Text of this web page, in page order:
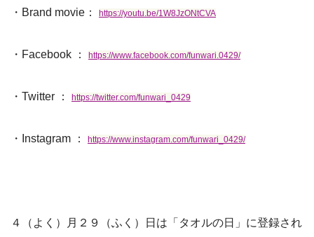
・Brand movie： https://youtu.be/1W8JzONtCVA
・Facebook ： https://www.facebook.com/funwari.0429/
・Twitter ： https://twitter.com/funwari_0429
・Instagram ： https://www.instagram.com/funwari_0429/
４（よく）月２９（ふく）日は「タオルの日」に登録され